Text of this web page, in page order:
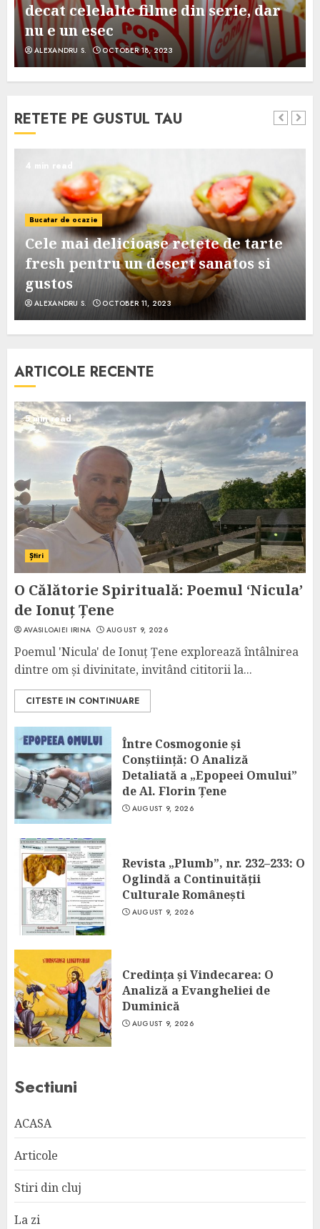
decat celelalte filme din serie, dar
nu e un esec
ALEXANDRU S. OCTOBER 18, 2023
RETETE PE GUSTUL TAU
4 min read
Bucatar de ocazie
Cele mai delicioase retete de tarte
fresh pentru un desert sanatos si
gustos
ALEXANDRU S. OCTOBER 11, 2023
ARTICOLE RECENTE
5 min read
Știri
O Călătorie Spirituală: Poemul ‘Nicula’
de Ionuț Țene
AVASILOAIEI IRINA AUGUST 9, 2026
Poemul 'Nicula' de Ionuț Țene explorează întâlnirea
dintre om și divinitate, invitând cititorii la...
CITESTE IN CONTINUARE
Între Cosmogonie și
Conștiință: O Analiză
Detaliată a „Epopeei Omului”
de Al. Florin Țene
AUGUST 9, 2026
Revista „Plumb”, nr. 232–233: O
Oglindă a Continuității
Culturale Românești
AUGUST 9, 2026
Credința și Vindecarea: O
Analiză a Evangheliei de
Duminică
AUGUST 9, 2026
Sectiuni
ACASA
Articole
Stiri din cluj
La zi